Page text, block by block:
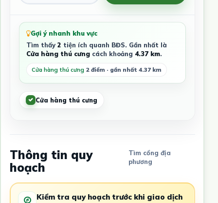
Gợi ý nhanh khu vực
Tìm thấy 2 tiện ích quanh BĐS. Gần nhất là
Cửa hàng thú cưngcách khoảng 4.37 km.
Cửa hàng thú cưng 2 điểm · gần nhất 4.37 km
Cửa hàng thú cưng
Thông tin quy
hoạch
Tìm cổng địa
phương
Kiểm tra quy hoạch trước khi giao dịch